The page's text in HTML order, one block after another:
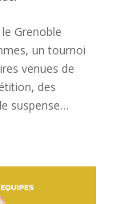
Grenoble
un tournoi
venues de
des
suspense…